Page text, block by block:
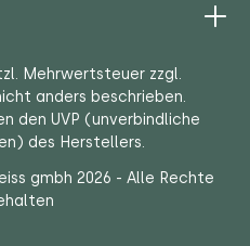
Mehrwertsteuer zzgl.
anders beschrieben.
den UVP (unverbindliche
des Herstellers.
gmbh 2026 - Alle Rechte